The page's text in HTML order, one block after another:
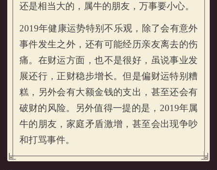
还是相当大的，属牛的朋友，万事要小心。
2019年健康运势特别不乐观，除了会有意外
事件发生之外，还有可能经历亲友离去的伤
痛。在财运方面，也不是很好，虽说事业发
展还行，正财稳步增长。但是偏财运特别糟
糕，另外会有大额金钱的支出，甚至还会有
破财的风险。另外值得一提的是，2019年属
牛的朋友，家庭矛盾激增，甚至会出现争吵
和打骂事件。